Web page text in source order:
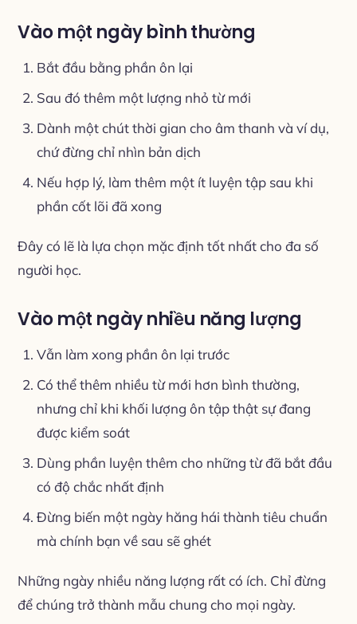
Vào một ngày bình thường
Bắt đầu bằng phần ôn lại
Sau đó thêm một lượng nhỏ từ mới
Dành một chút thời gian cho âm thanh và ví dụ,
chứ đừng chỉ nhìn bản dịch
Nếu hợp lý, làm thêm một ít luyện tập sau khi
phần cốt lõi đã xong
Đây có lẽ là lựa chọn mặc định tốt nhất cho đa số
người học.
Vào một ngày nhiều năng lượng
Vẫn làm xong phần ôn lại trước
Có thể thêm nhiều từ mới hơn bình thường,
nhưng chỉ khi khối lượng ôn tập thật sự đang
được kiểm soát
Dùng phần luyện thêm cho những từ đã bắt đầu
có độ chắc nhất định
Đừng biến một ngày hăng hái thành tiêu chuẩn
mà chính bạn về sau sẽ ghét
Những ngày nhiều năng lượng rất có ích. Chỉ đừng
để chúng trở thành mẫu chung cho mọi ngày.